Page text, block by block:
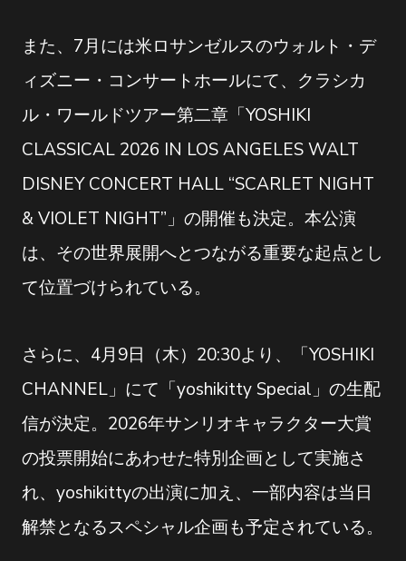
また、7月には米ロサンゼルスのウォルト・デ
ィズニー・コンサートホールにて、クラシカ
ル・ワールドツアー第二章「YOSHIKI
CLASSICAL 2026 IN LOS ANGELES WALT
DISNEY CONCERT HALL “SCARLET NIGHT
& VIOLET NIGHT”」の開催も決定。本公演
は、その世界展開へとつながる重要な起点とし
て位置づけられている。
さらに、4月9日（木）20:30より、「YOSHIKI
CHANNEL」にて「yoshikitty Special」の生配
信が決定。2026年サンリオキャラクター大賞
の投票開始にあわせた特別企画として実施さ
れ、yoshikittyの出演に加え、一部内容は当日
解禁となるスペシャル企画も予定されている。